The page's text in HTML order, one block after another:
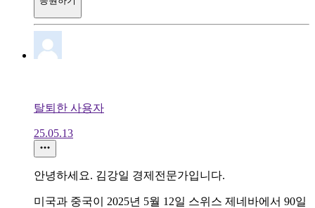
탈퇴한 사용자
25.05.13
안녕하세요. 김강일 경제전문가입니다.
미국과 중국이 2025년 5월 12일 스위스 제네바에서 90일